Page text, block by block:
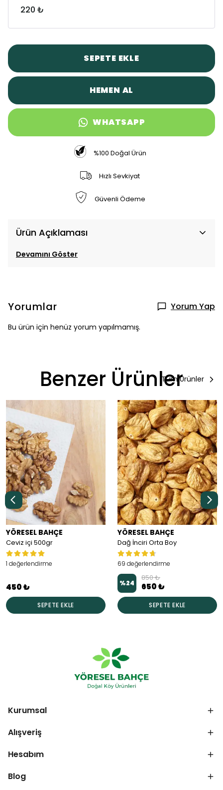
220 ₺
SEPETE EKLE
HEMEN AL
WHATSAPP
%100 Doğal Ürün
Hızlı Sevkiyat
Güvenli Ödeme
Ürün Açıklaması
Devamını Göster
Yorumlar Yorum Yap
Bu ürün için henüz yorum yapılmamış.
Benzer ÜrünlerTüm Ürünler
YÖRESEL BAHÇE
Ceviz içi 500gr
1 değerlendirme
450 ₺
SEPETE EKLE
YÖRESEL BAHÇE
Dağ İnciri Orta Boy
69 değerlendirme
%24
850 ₺
650 ₺
SEPETE EKLE
Kurumsal
Alışveriş
Hesabım
Blog